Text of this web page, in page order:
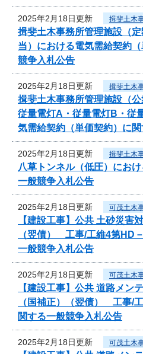
2025年2月18日更新 揖斐土木
揖斐土木事務所管理施設（
当）における電気需給契約
競争入札公告
2025年2月18日更新 揖斐土木
揖斐土木事務所管理施設（
従量電灯A・従量電灯B・従
気需給契約（単価契約）に
2025年2月18日更新 揖斐土木
八草トンネル（低圧）にお
一般競争入札公告
2025年2月18日更新 可茂土木
【建設工事】公共 土砂災害
（翌債） 工事/工維4第HD
一般競争入札公告
2025年2月18日更新 可茂土木
【建設工事】公共 道路メン
（国補正）（翌債） 工事/
関する一般競争入札公告
2025年2月18日更新 可茂土木